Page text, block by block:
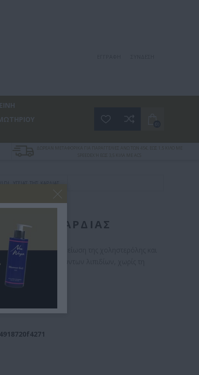
ΔΩΡΕΑΝ ΜΕΤΑΦΟΡΙΚΑ ΓΙΑ ΠΑΡΑΓΓΕΛΙΕΣ ΑΝΩ ΤΩΝ 45€, ΕΩΣ 1,5 ΚΙΛΟ ΜΕ
SPEEDEX Ή ΕΩΣ 3,5 ΚΙΛΑ ΜΕ ACS
ΥΓΕΊΑΣ ΤΗΣ ΚΑΡΔΙΆΣ
ΤΗΣ ΚΑΡΔΙΆΣ
που βοηθά στη μείωση της χοληστερόλης και
των κυκλοφορούντων λιπιδίων, χωρίς τη
στατινών.
4918720f4271